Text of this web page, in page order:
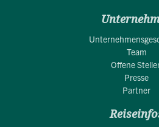
Team
Offene
Presse
Partner